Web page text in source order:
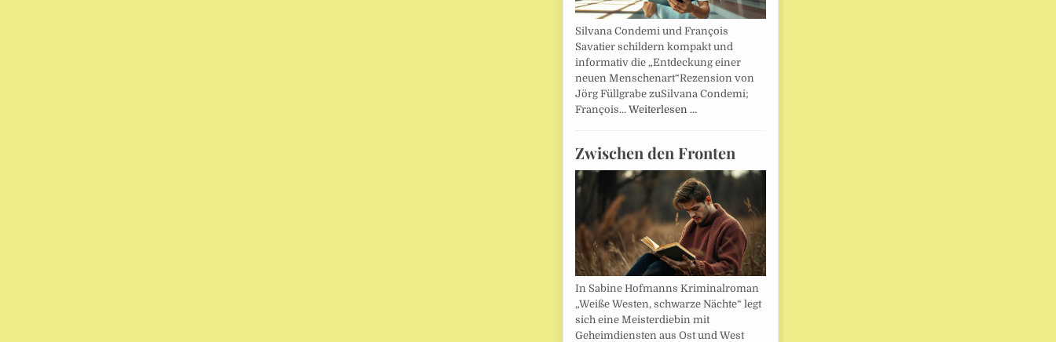
Silvana Condemi und François
Savatier schildern kompakt und
informativ die „Entdeckung einer
neuen Menschenart“Rezension von
Jörg Füllgrabe zuSilvana Condemi;
François… Weiterlesen …
Zwischen den Fronten
In Sabine Hofmanns Kriminalroman
„Weiße Westen, schwarze Nächte“ legt
sich eine Meisterdiebin mit
Geheimdiensten aus Ost und West